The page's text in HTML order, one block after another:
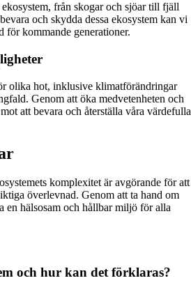
från skogar och sjöar till fjäll
och skydda dessa ekosystem kan vi
för kommande generationer.
olika hot, inklusive klimatförändringar
Genom att öka medvetenheten och
att bevara och återställa våra värdefulla
komplexitet är avgörande för att
överlevnad. Genom att ta hand om
en hälsosam och hållbar miljö för alla
och hur kan det förklaras?